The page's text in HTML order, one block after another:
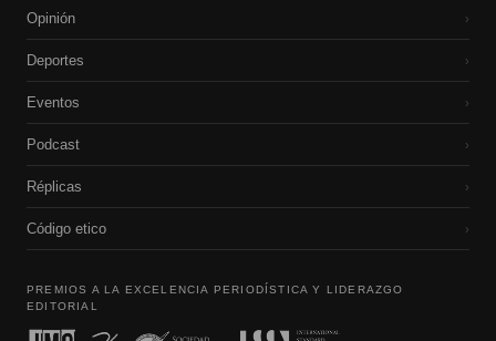
Opinión ›
Deportes ›
Eventos ›
Podcast ›
Réplicas ›
Código etico ›
PREMIOS A LA EXCELENCIA PERIODÍSTICA Y LIDERAZGO
EDITORIAL